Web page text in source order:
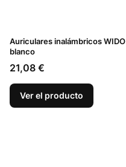
Auriculares inalámbricos WIDO
blanco
Precio
21,08 €
Ver el producto